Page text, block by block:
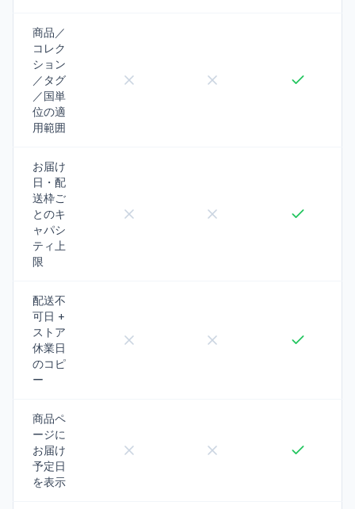
商品／
コレク
ション
／タグ
／国単
位の適
用範囲
お届け
日・配
送枠ご
とのキ
ャパシ
ティ上
限
配送不
可日 +
ストア
休業日
のコピ
ー
商品ペ
ージに
お届け
予定日
を表示